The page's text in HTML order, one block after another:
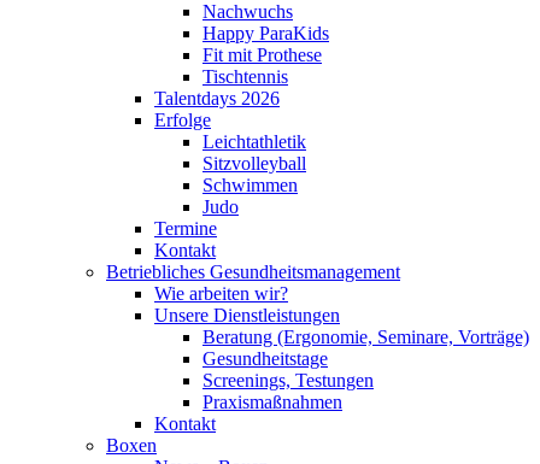
Nachwuchs
Happy ParaKids
Fit mit Prothese
Tischtennis
Talentdays 2026
Erfolge
Leichtathletik
Sitzvolleyball
Schwimmen
Judo
Termine
Kontakt
Betriebliches Gesundheits­management
Wie arbeiten wir?
Unsere Dienstleistungen
Beratung (Ergonomie, Seminare, Vorträge)
Gesundheitstage
Screenings, Testungen
Praxismaßnahmen
Kontakt
Boxen